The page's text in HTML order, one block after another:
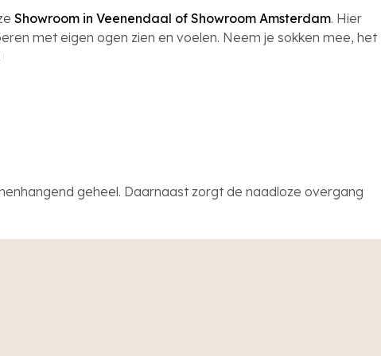
Showroom in Veenendaal of Showroom Amsterdam. Hier
met eigen ogen zien en voelen. Neem je sokken mee, het
geheel. Daarnaast zorgt de naadloze overgang